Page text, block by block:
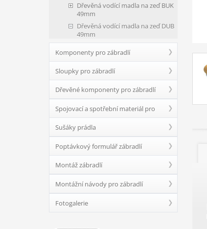
Dřevěná vodící madla na zeď BUK
49mm
Dřevěná vodící madla na zeď DUB
49mm
Komponenty pro zábradlí
Sloupky pro zábradlí
Dřevěné komponenty pro zábradlí
Spojovací a spotřební materiál pro
zábradlí
Sušáky prádla
Poptávkový formulář zábradlí
Montáž zábradlí
Montážní návody pro zábradlí
Fotogalerie